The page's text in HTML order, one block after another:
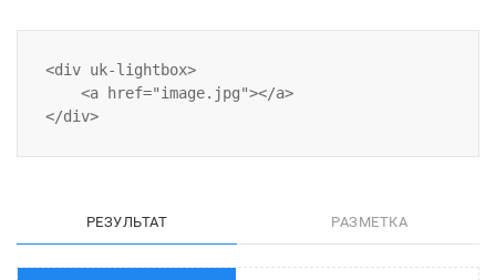
<div uk-lightbox>
    <a href="image.jpg"></a>
РЕЗУЛЬТАТ РАЗМЕТКА